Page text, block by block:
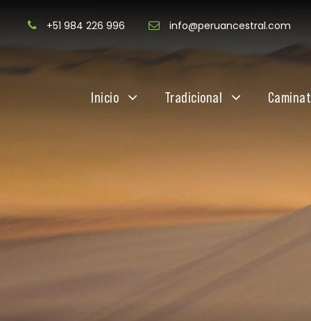
+51 984 226 996 info@peruancestral.com
Inicio Tradicional